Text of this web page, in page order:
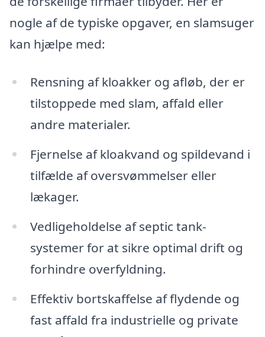
nogle af de typiske opgaver, en slamsuger
kan hjælpe med:
Rensning af kloakker og afløb, der er
tilstoppede med slam, affald eller
andre materialer.
Fjernelse af kloakvand og spildevand i
tilfælde af oversvømmelser eller
lækager.
Vedligeholdelse af septic tank-
systemer for at sikre optimal drift og
forhindre overfyldning.
Effektiv bortskaffelse af flydende og
fast affald fra industrielle og private